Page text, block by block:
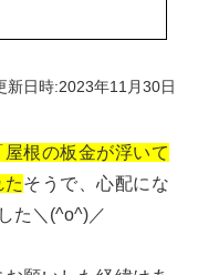
新日時:2023年11月30日
根の板金が浮いて
そうで、心配にな
た＼(^o^)／